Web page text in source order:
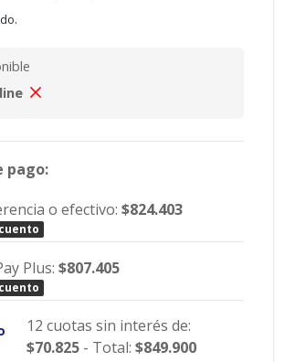
pago:
o efectivo:$824.403
Plus:$807.405
12 cuotas sin interés de:
$70.825- Total: $849.900